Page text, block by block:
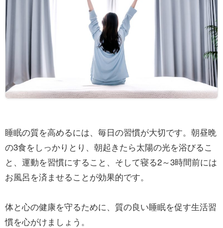
睡眠の質を高めるには、毎日の習慣が大切です。朝昼晩
の3食をしっかりとり、朝起きたら太陽の光を浴びるこ
と、運動を習慣にすること、そして寝る2～3時間前には
お風呂を済ませることが効果的です。
体と心の健康を守るために、質の良い睡眠を促す生活習
慣を心がけましょう。